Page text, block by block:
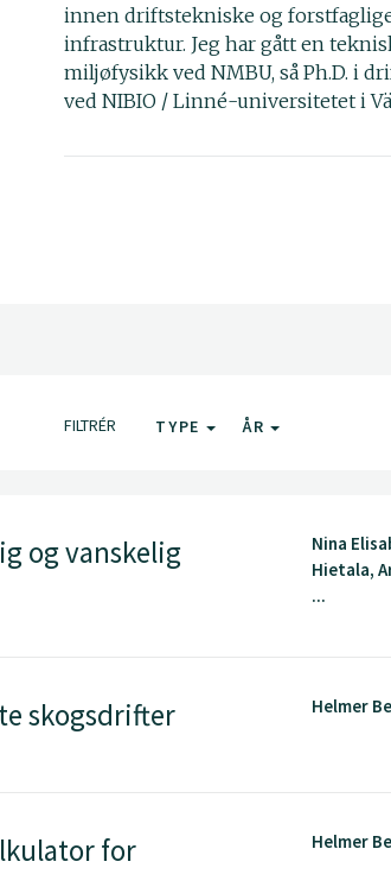
innen driftstekniske og
infrastruktur. Jeg har gått en
miljøfysikk ved NMBU, så Ph.D. i
ved NIBIO / Linné-universitetet i
FILTRÉR TYPE ÅR
og vanskelig
Nina
Hietala,
...
skogsdrifter Helmer
for
Helmer